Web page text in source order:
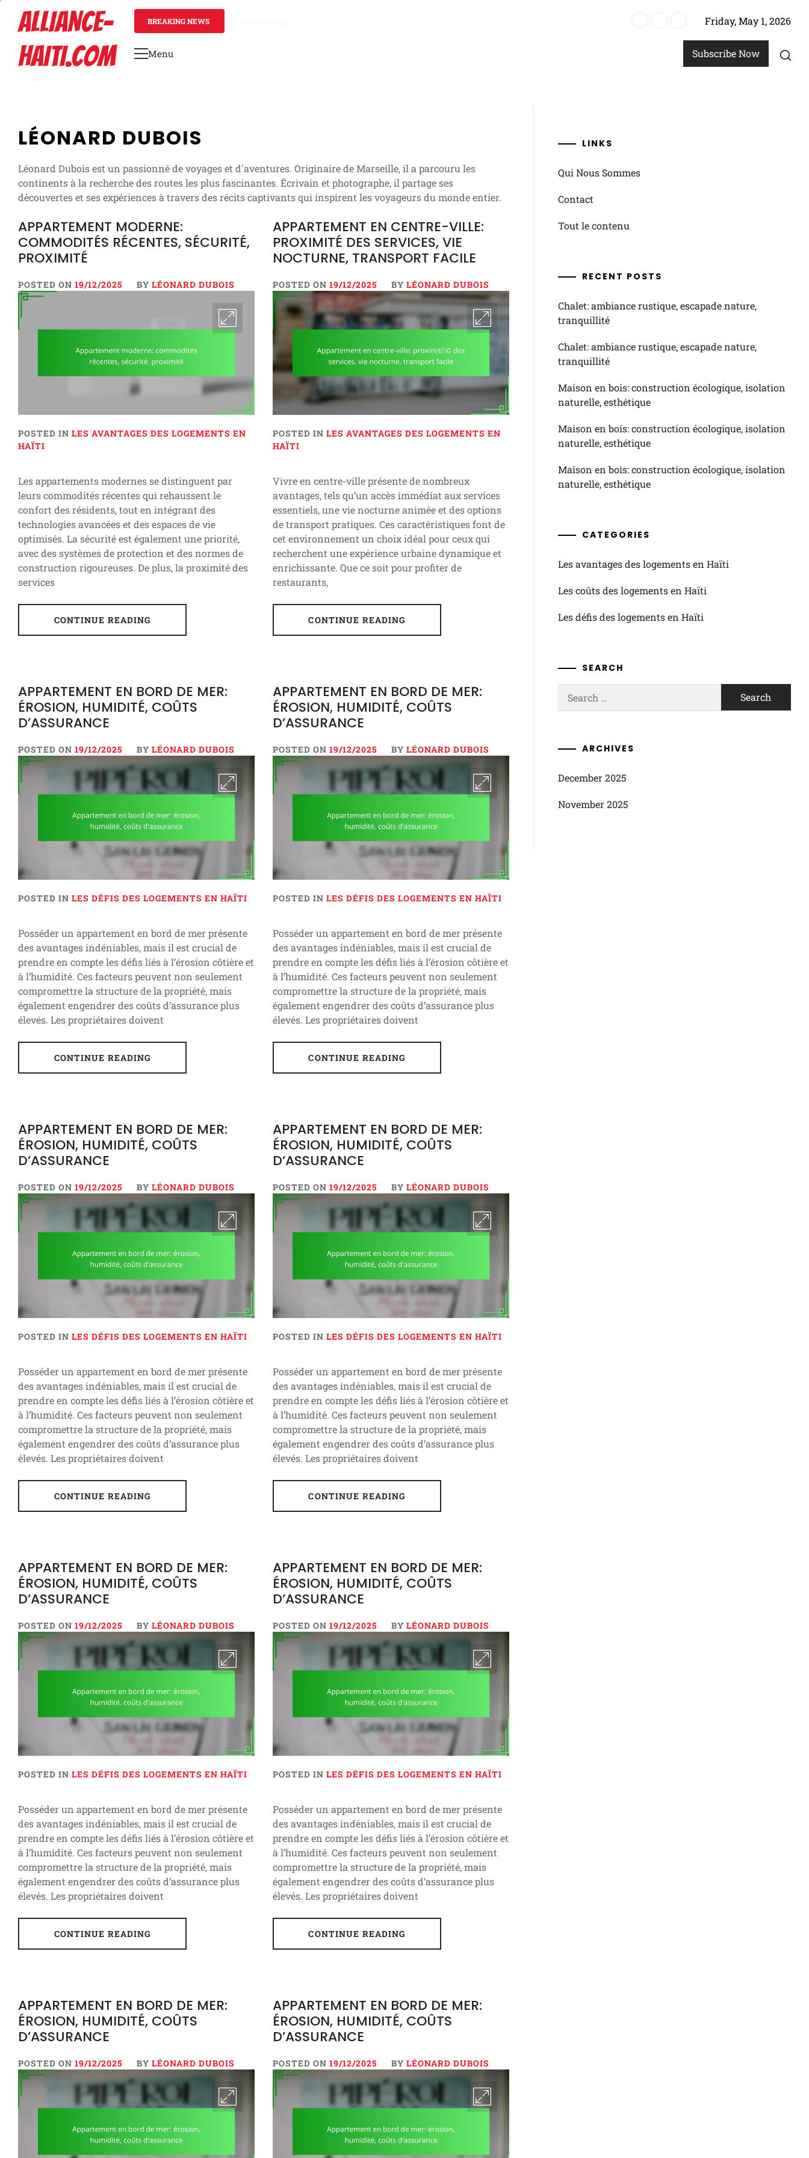
contentALLIANCE-
HAITI.COM
BREAKING NEWS Friday, May 1, 2026
Primary
Menu Subscribe Now
LÉONARD DUBOIS
Léonard Dubois est un passionné de voyages et d'aventures. Originaire de Marseille, il a parcouru les
continents à la recherche des routes les plus fascinantes. Écrivain et photographe, il partage ses
découvertes et ses expériences à travers des récits captivants qui inspirent les voyageurs du monde entier.
APPARTEMENT MODERNE:
COMMODITÉS RÉCENTES, SÉCURITÉ,
PROXIMITÉ
POSTED ON 19/12/2025 BY LÉONARD DUBOIS
POSTED IN LES AVANTAGES DES LOGEMENTS EN
HAÏTI
Les appartements modernes se distinguent par
leurs commodités récentes qui rehaussent le
confort des résidents, tout en intégrant des
technologies avancées et des espaces de vie
optimisés. La sécurité est également une priorité,
avec des systèmes de protection et des normes de
construction rigoureuses. De plus, la proximité des
services
CONTINUE READING
APPARTEMENT EN CENTRE-VILLE:
PROXIMITÉ DES SERVICES, VIE
NOCTURNE, TRANSPORT FACILE
POSTED ON 19/12/2025 BY LÉONARD DUBOIS
POSTED IN LES AVANTAGES DES LOGEMENTS EN
HAÏTI
Vivre en centre-ville présente de nombreux
avantages, tels qu’un accès immédiat aux services
essentiels, une vie nocturne animée et des options
de transport pratiques. Ces caractéristiques font de
cet environnement un choix idéal pour ceux qui
recherchent une expérience urbaine dynamique et
enrichissante. Que ce soit pour profiter de
restaurants,
CONTINUE READING
APPARTEMENT EN BORD DE MER:
ÉROSION, HUMIDITÉ, COÛTS
D’ASSURANCE
POSTED ON 19/12/2025 BY LÉONARD DUBOIS
POSTED IN LES DÉFIS DES LOGEMENTS EN HAÏTI
Posséder un appartement en bord de mer présente
des avantages indéniables, mais il est crucial de
prendre en compte les défis liés à l’érosion côtière et
à l’humidité. Ces facteurs peuvent non seulement
compromettre la structure de la propriété, mais
également engendrer des coûts d’assurance plus
élevés. Les propriétaires doivent
CONTINUE READING
APPARTEMENT EN BORD DE MER:
ÉROSION, HUMIDITÉ, COÛTS
D’ASSURANCE
POSTED ON 19/12/2025 BY LÉONARD DUBOIS
POSTED IN LES DÉFIS DES LOGEMENTS EN HAÏTI
Posséder un appartement en bord de mer présente
des avantages indéniables, mais il est crucial de
prendre en compte les défis liés à l’érosion côtière et
à l’humidité. Ces facteurs peuvent non seulement
compromettre la structure de la propriété, mais
également engendrer des coûts d’assurance plus
élevés. Les propriétaires doivent
CONTINUE READING
APPARTEMENT EN BORD DE MER:
ÉROSION, HUMIDITÉ, COÛTS
D’ASSURANCE
POSTED ON 19/12/2025 BY LÉONARD DUBOIS
POSTED IN LES DÉFIS DES LOGEMENTS EN HAÏTI
Posséder un appartement en bord de mer présente
des avantages indéniables, mais il est crucial de
prendre en compte les défis liés à l’érosion côtière et
à l’humidité. Ces facteurs peuvent non seulement
compromettre la structure de la propriété, mais
également engendrer des coûts d’assurance plus
élevés. Les propriétaires doivent
CONTINUE READING
APPARTEMENT EN BORD DE MER:
ÉROSION, HUMIDITÉ, COÛTS
D’ASSURANCE
POSTED ON 19/12/2025 BY LÉONARD DUBOIS
POSTED IN LES DÉFIS DES LOGEMENTS EN HAÏTI
Posséder un appartement en bord de mer présente
des avantages indéniables, mais il est crucial de
prendre en compte les défis liés à l’érosion côtière et
à l’humidité. Ces facteurs peuvent non seulement
compromettre la structure de la propriété, mais
également engendrer des coûts d’assurance plus
élevés. Les propriétaires doivent
CONTINUE READING
APPARTEMENT EN BORD DE MER:
ÉROSION, HUMIDITÉ, COÛTS
D’ASSURANCE
POSTED ON 19/12/2025 BY LÉONARD DUBOIS
POSTED IN LES DÉFIS DES LOGEMENTS EN HAÏTI
Posséder un appartement en bord de mer présente
des avantages indéniables, mais il est crucial de
prendre en compte les défis liés à l’érosion côtière et
à l’humidité. Ces facteurs peuvent non seulement
compromettre la structure de la propriété, mais
également engendrer des coûts d’assurance plus
élevés. Les propriétaires doivent
CONTINUE READING
APPARTEMENT EN BORD DE MER:
ÉROSION, HUMIDITÉ, COÛTS
D’ASSURANCE
POSTED ON 19/12/2025 BY LÉONARD DUBOIS
POSTED IN LES DÉFIS DES LOGEMENTS EN HAÏTI
Posséder un appartement en bord de mer présente
des avantages indéniables, mais il est crucial de
prendre en compte les défis liés à l’érosion côtière et
à l’humidité. Ces facteurs peuvent non seulement
compromettre la structure de la propriété, mais
également engendrer des coûts d’assurance plus
élevés. Les propriétaires doivent
CONTINUE READING
APPARTEMENT EN BORD DE MER:
ÉROSION, HUMIDITÉ, COÛTS
D’ASSURANCE
POSTED ON 19/12/2025 BY LÉONARD DUBOIS
APPARTEMENT EN BORD DE MER:
ÉROSION, HUMIDITÉ, COÛTS
D’ASSURANCE
POSTED ON 19/12/2025 BY LÉONARD DUBOIS
LINKS
Qui Nous Sommes
Contact
Tout le contenu
RECENT POSTS
Chalet: ambiance rustique, escapade nature,
tranquillité
Chalet: ambiance rustique, escapade nature,
tranquillité
Maison en bois: construction écologique, isolation
naturelle, esthétique
Maison en bois: construction écologique, isolation
naturelle, esthétique
Maison en bois: construction écologique, isolation
naturelle, esthétique
CATEGORIES
Les avantages des logements en Haïti
Les coûts des logements en Haïti
Les défis des logements en Haïti
SEARCH
for:
ARCHIVES
December 2025
November 2025